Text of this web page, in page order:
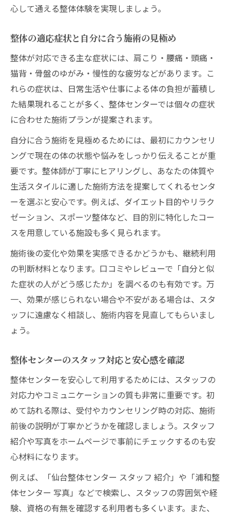
心して通える整体体験を実現しましょう。
整体の適応症状と自分に合う施術の見極め
整体が対応できる主な症状には、肩こり・腰痛・頭痛・
猫背・骨盤のゆがみ・慢性的な疲労などがあります。こ
れらの症状は、日常生活や仕事による体の負担が蓄積し
た結果現れることが多く、整体センターでは個々の症状
に合わせた施術プランが提案されます。
自分に合う施術を見極めるためには、最初にカウンセリ
ングで現在の体の状態や悩みをしっかり伝えることが重
要です。整体師が丁寧にヒアリングし、あなたの体質や
生活スタイルに適した施術方法を提案してくれるセンタ
ーを選ぶと安心です。例えば、ダイエット目的やリラク
ゼーション、スポーツ整体など、目的別に特化したコー
スを用意している施設も多く見られます。
施術後の変化や効果を実感できるかどうかも、継続利用
の判断材料となります。口コミやレビューで「自分と似
た症状の人がどう感じたか」を調べるのも有効です。万
一、効果が感じられない場合や不安がある場合は、スタ
ッフに遠慮なく相談し、施術内容を見直してもらいまし
ょう。
整体センターのスタッフ対応と安心感を確認
整体センターを安心して利用するためには、スタッフの
対応力やコミュニケーションの質も非常に重要です。初
めて訪れる際は、受付やカウンセリング時の対応、施術
前後の説明が丁寧かどうかを確認しましょう。スタッフ
紹介や写真をホームページで事前にチェックするのも安
心材料になります。
例えば、「仙台整体センター スタッフ 紹介」や「浦和整
体センター 写真」などで検索し、スタッフの雰囲気や経
験、資格の有無を確認する利用者も多くいます。また、